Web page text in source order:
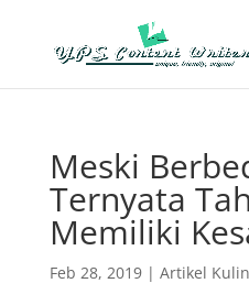
Meski
Ternyata
Memiliki
Feb 28, 2019| Artikel